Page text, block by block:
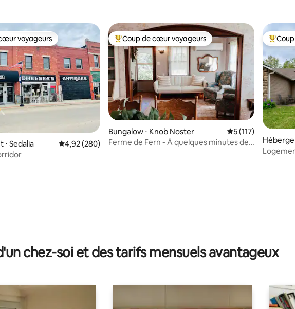
base de 86 commentaires : 4,9 sur 5
voyageurs les plus appréciés
voyageurs
Sedalia Évaluation moyenne sur la base de 280 commentaires : 4,92 sur 5
4,92 (280)
Coups de cœur voyageurs les plus appréciés
Coup de cœur voyageurs
Bungalow ⋅ Knob Noster Évaluation
5 (117)
Ferme de Fern - À quelques minutes de
Coups
chez-soi et des tarifs mensuels avantageux